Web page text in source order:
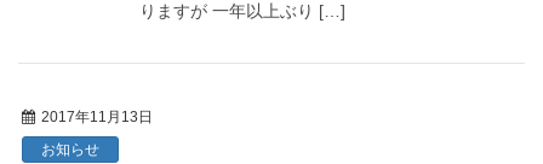
りますが 一年以上ぶり […]
2017年11月13日
お知らせ